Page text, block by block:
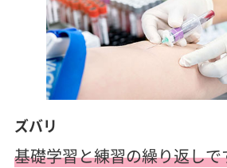
ズバリ
基礎学習と練習の繰り返しで